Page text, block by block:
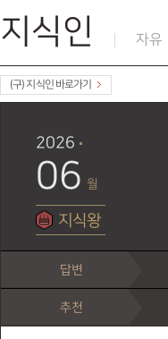
지식인 자유
(구) 지식인 바로가기
2026
06 월
지식왕
답변
추천